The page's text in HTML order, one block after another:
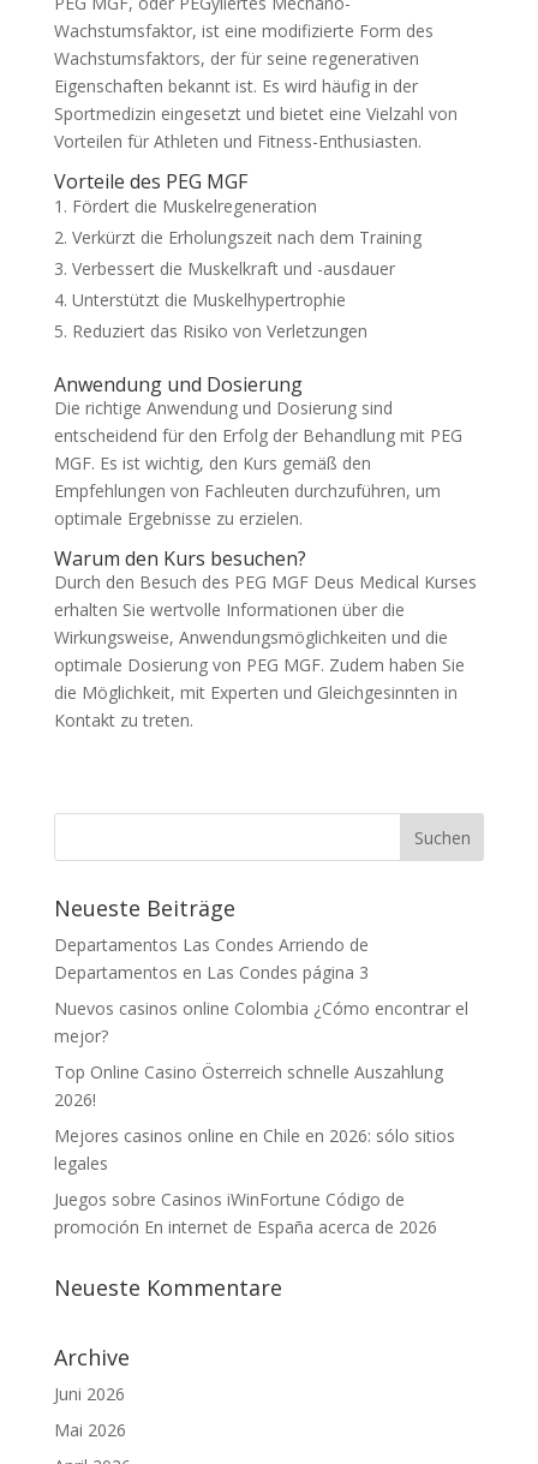
Wachstumsfaktor, ist eine modifizierte Form des
Wachstumsfaktors, der für seine regenerativen
Eigenschaften bekannt ist. Es wird häufig in der
Sportmedizin eingesetzt und bietet eine Vielzahl von
Vorteilen für Athleten und Fitness-Enthusiasten.
Vorteile des PEG MGF
Fördert die Muskelregeneration
Verkürzt die Erholungszeit nach dem Training
Verbessert die Muskelkraft und -ausdauer
Unterstützt die Muskelhypertrophie
Reduziert das Risiko von Verletzungen
Anwendung und Dosierung
Die richtige Anwendung und Dosierung sind
entscheidend für den Erfolg der Behandlung mit PEG
MGF. Es ist wichtig, den Kurs gemäß den
Empfehlungen von Fachleuten durchzuführen, um
optimale Ergebnisse zu erzielen.
Warum den Kurs besuchen?
Durch den Besuch des PEG MGF Deus Medical Kurses
erhalten Sie wertvolle Informationen über die
Wirkungsweise, Anwendungsmöglichkeiten und die
optimale Dosierung von PEG MGF. Zudem haben Sie
die Möglichkeit, mit Experten und Gleichgesinnten in
Kontakt zu treten.
Neueste Beiträge
Departamentos Las Condes Arriendo de
Departamentos en Las Condes página 3
Nuevos casinos online Colombia ¿Cómo encontrar el
mejor?
Top Online Casino Österreich schnelle Auszahlung
2026!
Mejores casinos online en Chile en 2026: sólo sitios
legales
Juegos sobre Casinos iWinFortune Código de
promoción En internet de España acerca de 2026
Neueste Kommentare
Archive
Juni 2026
Mai 2026